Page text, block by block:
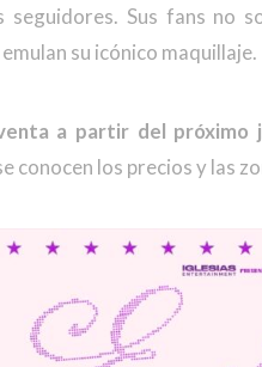
seguidores. Sus fans no
su icónico maquillaje.
a partir del próximo
conocen los precios y las